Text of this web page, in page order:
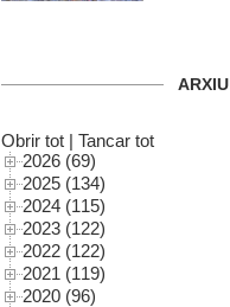
ARXIU
Obrir tot | Tancar tot
2026 (69)
2025 (134)
2024 (115)
2023 (122)
2022 (122)
2021 (119)
2020 (96)